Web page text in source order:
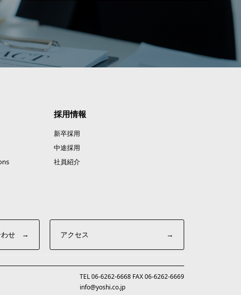
採用情報
新卒採用
中途採用
社員紹介
せ → アクセス →
TEL 06-6262-6668 FAX 06-6262-6669
info@yoshi.co.jp